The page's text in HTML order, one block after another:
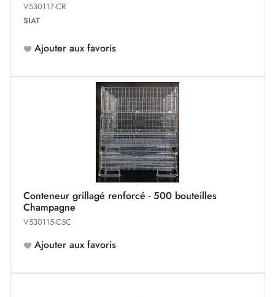
V530117-CR
SIAT
Ajouter aux favoris
Conteneur grillagé renforcé - 500 bouteilles
Champagne
V530115-C5C
Ajouter aux favoris